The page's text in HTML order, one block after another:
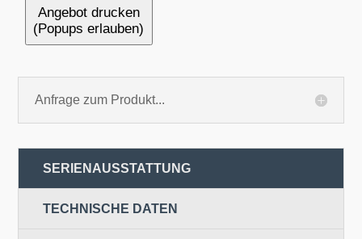
Angebot drucken
(Popups erlauben)
Anfrage zum Produkt...
SERIENAUSSTATTUNG
TECHNISCHE DATEN